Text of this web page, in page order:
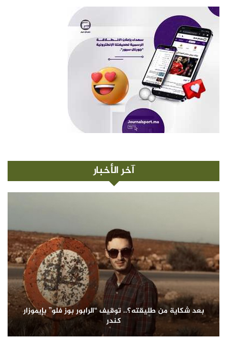
آخر الأخبار
بعد شكاية من طليقته؟.. توقيف “الرابور بوز فلو” بإيموزار
كندر